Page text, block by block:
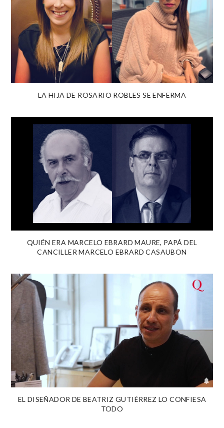
LA HIJA DE ROSARIO ROBLES SE ENFERMA
QUIÉN ERA MARCELO EBRARD MAURE, PAPÁ DEL
CANCILLER MARCELO EBRARD CASAUBON
EL DISEÑADOR DE BEATRIZ GUTIÉRREZ LO CONFIESA
TODO